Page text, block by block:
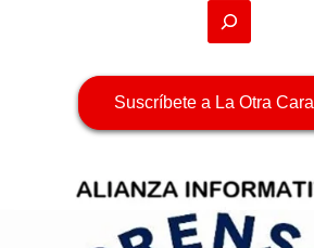
Suscríbete a La Otra Cara